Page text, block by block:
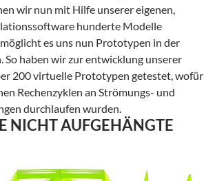
wir nun mit Hilfe unserer eigenen,
hunderte Modelle
es uns nun Prototypen in der
So haben wir zur entwicklung unserer
200 virtuelle Prototypen getestet, wofür
Rechenzyklen an Strömungs- und
durchlaufen wurden.
NICHT AUFGEHÄNGTE